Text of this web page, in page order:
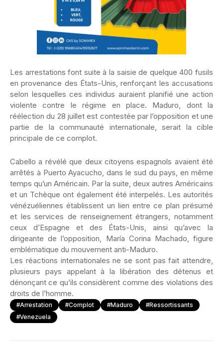
Les arrestations font suite à la saisie de quelque 400 fusils
en provenance des États-Unis, renforçant les accusations
selon lesquelles ces individus auraient planifié une action
violente contre le régime en place. Maduro, dont la
réélection du 28 juillet est contestée par l’opposition et une
partie de la communauté internationale, serait la cible
principale de ce complot.
Cabello a révélé que deux citoyens espagnols avaient été
arrêtés à Puerto Ayacucho, dans le sud du pays, en même
temps qu’un Américain. Par la suite, deux autres Américains
et un Tchèque ont également été interpelés. Les autorités
vénézuéliennes établissent un lien entre ce plan présumé
et les services de renseignement étrangers, notamment
ceux d’Espagne et des États-Unis, ainsi qu’avec la
dirigeante de l’opposition, María Corina Machado, figure
emblématique du mouvement anti-Maduro.
Les réactions internationales ne se sont pas fait attendre,
plusieurs pays appelant à la libération des détenus et
dénonçant ce qu’ils considèrent comme des violations des
droits de l’homme.
#Arrestation #Complot #Maduro
#Ressortissants
#Venezuela